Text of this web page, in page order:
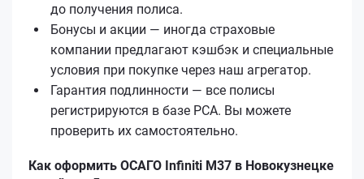
до получения полиса.
Бонусы и акции — иногда страховые
компании предлагают кэшбэк и специальные
условия при покупке через наш агрегатор.
Гарантия подлинности — все полисы
регистрируются в базе РСА. Вы можете
проверить их самостоятельно.
Как оформить ОСАГО Infiniti M37 в Новокузнецке